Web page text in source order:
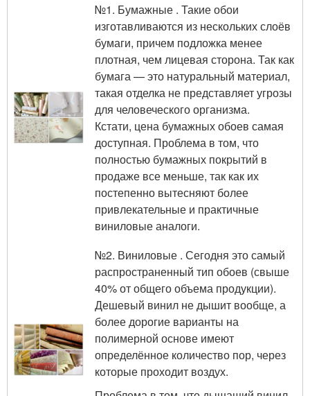
№1. Бумажные . Такие обои
изготавливаются из нескольких слоёв
бумаги, причем подложка менее
плотная, чем лицевая сторона. Так как
бумага — это натуральный материал,
такая отделка не представляет угрозы
для человеческого организма.
Кстати, цена бумажных обоев самая
доступная. Проблема в том, что
полностью бумажных покрытий в
продаже все меньше, так как их
постепенно вытесняют более
привлекательные и практичные
виниловые аналоги.
№2. Виниловые . Сегодня это самый
распространенный тип обоев (свыше
40% от общего объема продукции).
Дешевый винил не дышит вообще, а
более дорогие варианты на
полимерной основе имеют
определённое количество пор, через
которые проходит воздух.